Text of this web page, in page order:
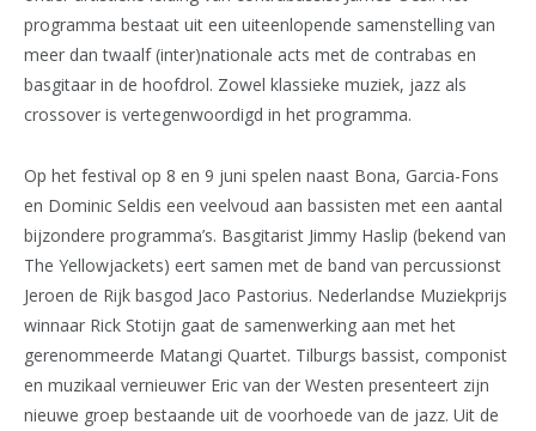
programma bestaat uit een uiteenlopende samenstelling van
meer dan twaalf (inter)nationale acts met de contrabas en
basgitaar in de hoofdrol. Zowel klassieke muziek, jazz als
crossover is vertegenwoordigd in het programma.
Op het festival op 8 en 9 juni spelen naast Bona, Garcia-Fons
en Dominic Seldis een veelvoud aan bassisten met een aantal
bijzondere programma’s. Basgitarist Jimmy Haslip (bekend van
The Yellowjackets) eert samen met de band van percussionst
Jeroen de Rijk basgod Jaco Pastorius. Nederlandse Muziekprijs
winnaar Rick Stotijn gaat de samenwerking aan met het
gerenommeerde Matangi Quartet. Tilburgs bassist, componist
en muzikaal vernieuwer Eric van der Westen presenteert zijn
nieuwe groep bestaande uit de voorhoede van de jazz. Uit de